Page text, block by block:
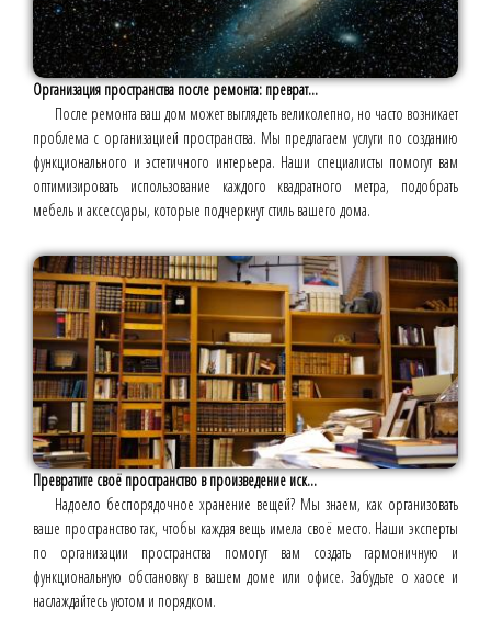
Организация пространства после ремонта: преврат...
После ремонта ваш дом может выглядеть великолепно, но часто возникает
проблема с организацией пространства. Мы предлагаем услуги по созданию
функционального и эстетичного интерьера. Наши специалисты помогут вам
оптимизировать использование каждого квадратного метра, подобрать
мебель и аксессуары, которые подчеркнут стиль вашего дома.
Превратите своё пространство в произведение иск...
Надоело беспорядочное хранение вещей? Мы знаем, как организовать
ваше пространство так, чтобы каждая вещь имела своё место. Наши эксперты
по организации пространства помогут вам создать гармоничную и
функциональную обстановку в вашем доме или офисе. Забудьте о хаосе и
наслаждайтесь уютом и порядком.